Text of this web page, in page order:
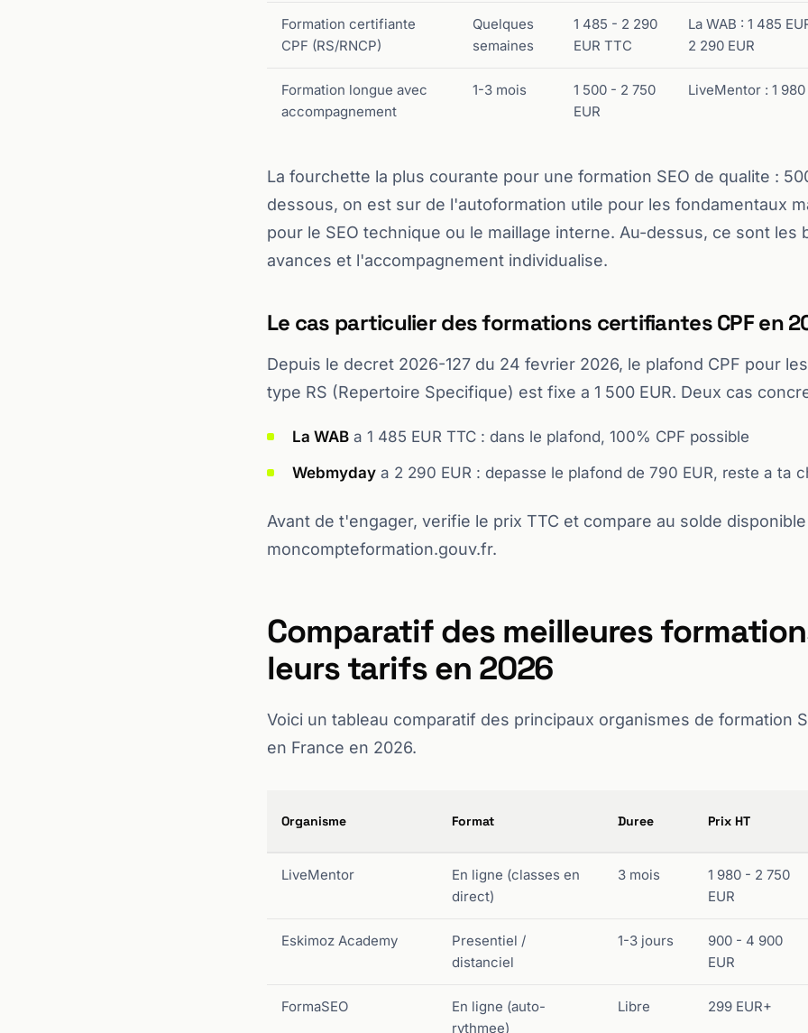
Formation certifiante
CPF (RS/RNCP)
Quelques
semaines
1 485 - 2 290
EUR TTC
La WAB : 1 485
2 290 EUR
Formation longue avec
accompagnement
1-3 mois
1 500 - 2 750
EUR
LiveMentor : 1
La fourchette la plus courante pour une formation SEO de qualite :
dessous, on est sur de l'autoformation utile pour les fondamentaux
pour le SEO technique ou le maillage interne. Au-dessus, ce sont les
avances et l'accompagnement individualise.
Le cas particulier des formations certifiantes CPF en
Depuis le decret 2026-127 du 24 fevrier 2026, le plafond CPF pour
type RS (Repertoire Specifique) est fixe a 1 500 EUR. Deux cas
La WAB a 1 485 EUR TTC : dans le plafond, 100% CPF possible
Webmyday a 2 290 EUR : depasse le plafond de 790 EUR, reste a ta
Avant de t'engager, verifie le prix TTC et compare au solde
moncompteformation.gouv.fr.
Comparatif des meilleures
leurs tarifs en 2026
Voici un tableau comparatif des principaux organismes de formation
en France en 2026.
Organisme Format Duree Prix HT
LiveMentor
En ligne (classes en
direct)
3 mois
1 980 - 2 750
EUR
Eskimoz Academy
Presentiel /
distanciel
1-3 jours
900 - 4 900
EUR
FormaSEO
En ligne (auto-
rythmee)
Libre 299 EUR+